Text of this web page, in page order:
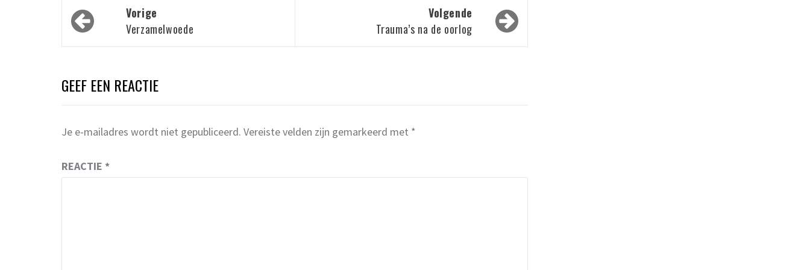
Bericht
navigatie
Vorige
Verzamelwoede
Volgende
Trauma’s na de oorlog
GEEF EEN REACTIE
Je e-mailadres wordt niet gepubliceerd. Vereiste velden zijn gemarkeerd met *
REACTIE *